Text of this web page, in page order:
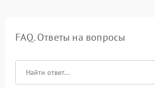
FAQ. Ответы на вопросы